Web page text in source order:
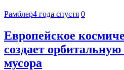
Рамблер4 года спустя 0
Европейское
создает
мусора